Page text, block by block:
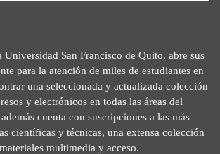
San Francisco de Quito, abre sus
para la atención de miles de estudiantes en
una seleccionada y actualizada colección
y electrónicos en todas las áreas del
cuenta con suscripciones a las más
científicas y técnicas, una extensa colección
multimedia y acceso.